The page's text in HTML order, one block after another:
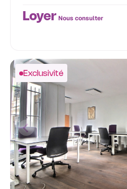
Loyer Nous consulter
Exclusivité